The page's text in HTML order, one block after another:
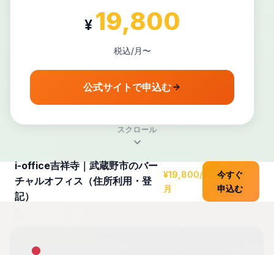
¥ 19,800
税込/月〜
公式サイトで申込む
スクロール
i-office吉祥寺｜武蔵野市のバー
チャルオフィス（住所利用・登
記）
¥19,800/
月
今すぐ
申込む